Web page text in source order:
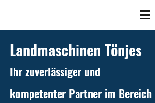
Landmaschinen Tönjes
Ihr zuverlässiger und
kompetenter Partner im Bereich